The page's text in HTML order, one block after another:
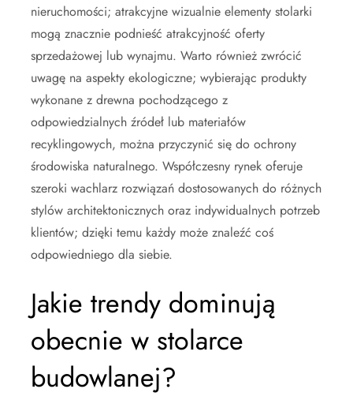
nieruchomości; atrakcyjne wizualnie elementy stolarki
mogą znacznie podnieść atrakcyjność oferty
sprzedażowej lub wynajmu. Warto również zwrócić
uwagę na aspekty ekologiczne; wybierając produkty
wykonane z drewna pochodzącego z
odpowiedzialnych źródeł lub materiałów
recyklingowych, można przyczynić się do ochrony
środowiska naturalnego. Współczesny rynek oferuje
szeroki wachlarz rozwiązań dostosowanych do różnych
stylów architektonicznych oraz indywidualnych potrzeb
klientów; dzięki temu każdy może znaleźć coś
odpowiedniego dla siebie.
Jakie trendy dominują
obecnie w stolarce
budowlanej?